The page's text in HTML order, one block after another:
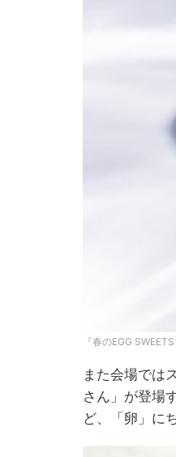
『春のEGG
また会場では
さん」が登場
ど、「卵」に